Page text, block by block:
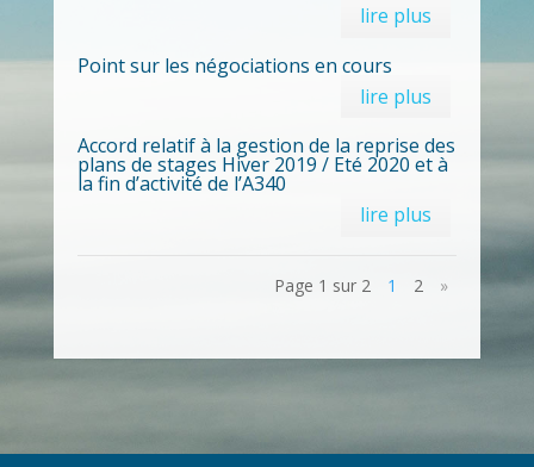
lire plus
Point sur les négociations en cours
lire plus
Accord relatif à la gestion de la reprise des
plans de stages Hiver 2019 / Eté 2020 et à
la fin d’activité de l’A340
lire plus
Page 1 sur 2 1 2 »